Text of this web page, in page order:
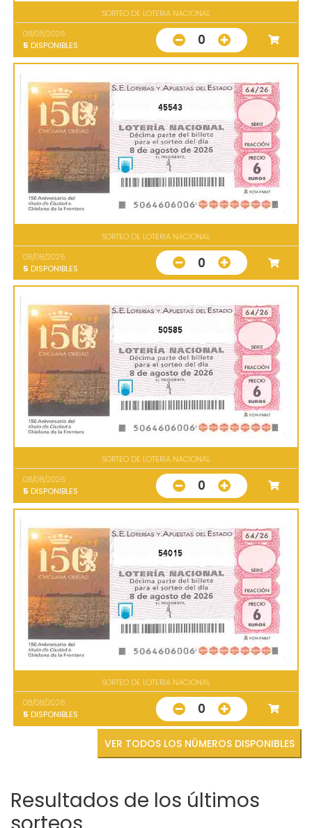
SORTEO DE LOTERIA NACIONAL
08/08/2026
5 DISPONIBLES 0
45543
SORTEO DE LOTERIA NACIONAL
08/08/2026
5 DISPONIBLES 0
50585
SORTEO DE LOTERIA NACIONAL
08/08/2026
5 DISPONIBLES 0
54015
SORTEO DE LOTERIA NACIONAL
08/08/2026
5 DISPONIBLES 0
VER TODOS LOS NÚMEROS DISPONIBLES
Resultados de los últimos